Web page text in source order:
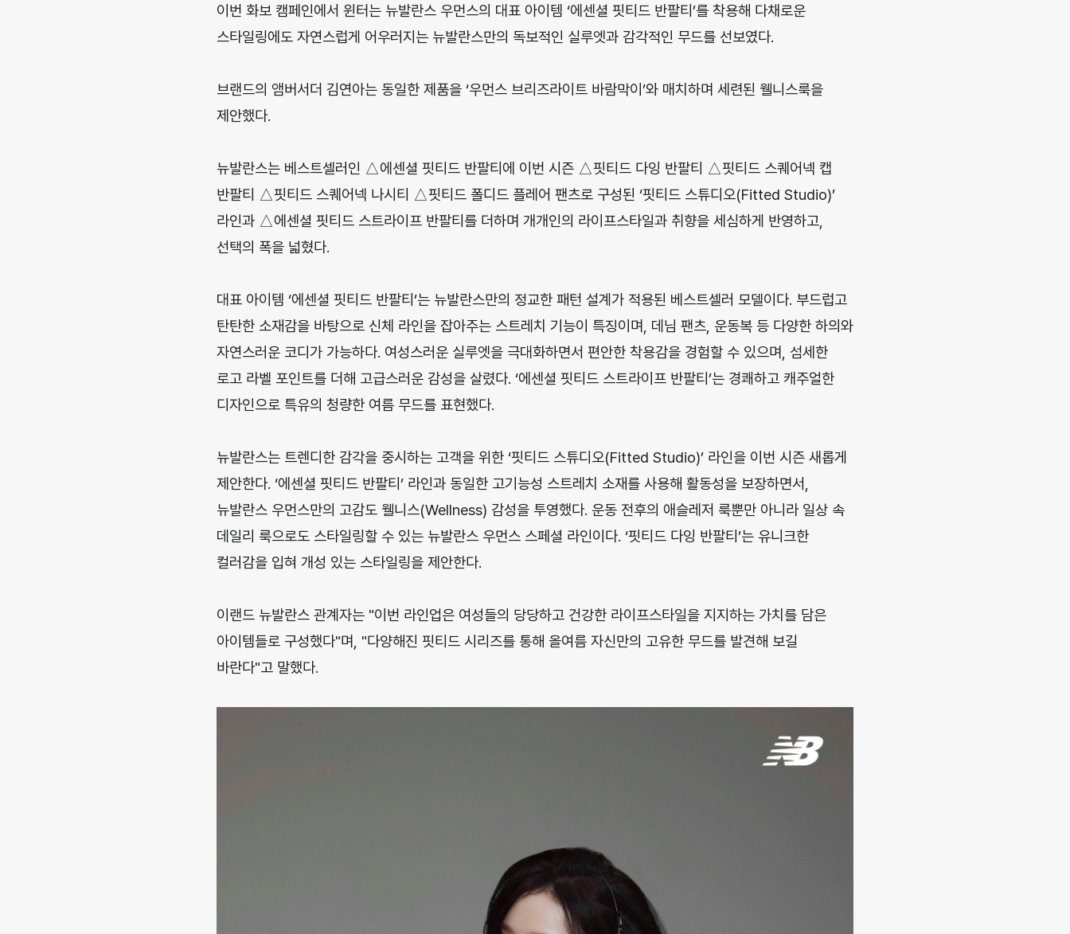
이번 화보 캠페인에서 윈터는 뉴발란스 우먼스의 대표 아이템 ‘에센셜 핏티드 반팔티’를 착용해 다채로운
스타일링에도 자연스럽게 어우러지는 뉴발란스만의 독보적인 실루엣과 감각적인 무드를 선보였다.
브랜드의 앰버서더 김연아는 동일한 제품을 ‘우먼스 브리즈라이트 바람막이’와 매치하며 세련된 웰니스룩을
제안했다.
뉴발란스는 베스트셀러인 △에센셜 핏티드 반팔티에 이번 시즌 △핏티드 다잉 반팔티 △핏티드 스퀘어넥 캡
반팔티 △핏티드 스퀘어넥 나시티 △핏티드 폴디드 플레어 팬츠로 구성된 ‘핏티드 스튜디오(Fitted Studio)’
라인과 △에센셜 핏티드 스트라이프 반팔티를 더하며 개개인의 라이프스타일과 취향을 세심하게 반영하고,
선택의 폭을 넓혔다.
대표 아이템 ‘에센셜 핏티드 반팔티’는 뉴발란스만의 정교한 패턴 설계가 적용된 베스트셀러 모델이다. 부드럽고
탄탄한 소재감을 바탕으로 신체 라인을 잡아주는 스트레치 기능이 특징이며, 데님 팬츠, 운동복 등 다양한 하의와
자연스러운 코디가 가능하다. 여성스러운 실루엣을 극대화하면서 편안한 착용감을 경험할 수 있으며, 섬세한
로고 라벨 포인트를 더해 고급스러운 감성을 살렸다. ‘에센셜 핏티드 스트라이프 반팔티’는 경쾌하고 캐주얼한
디자인으로 특유의 청량한 여름 무드를 표현했다.
뉴발란스는 트렌디한 감각을 중시하는 고객을 위한 ‘핏티드 스튜디오(Fitted Studio)’ 라인을 이번 시즌 새롭게
제안한다. ‘에센셜 핏티드 반팔티’ 라인과 동일한 고기능성 스트레치 소재를 사용해 활동성을 보장하면서,
뉴발란스 우먼스만의 고감도 웰니스(Wellness) 감성을 투영했다. 운동 전후의 애슬레저 룩뿐만 아니라 일상 속
데일리 룩으로도 스타일링할 수 있는 뉴발란스 우먼스 스페셜 라인이다. ‘핏티드 다잉 반팔티’는 유니크한
컬러감을 입혀 개성 있는 스타일링을 제안한다.
이랜드 뉴발란스 관계자는 "이번 라인업은 여성들의 당당하고 건강한 라이프스타일을 지지하는 가치를 담은
아이템들로 구성했다"며, "다양해진 핏티드 시리즈를 통해 올여름 자신만의 고유한 무드를 발견해 보길
바란다"고 말했다.